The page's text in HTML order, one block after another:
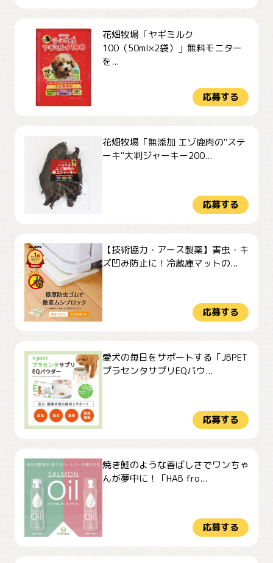
花畑牧場「ヤギミルク
100（50ml×2袋）」無料モニター
を...
応募する
花畑牧場「無添加 エゾ鹿肉の"ステ
ーキ"大判ジャーキー200...
応募する
【技術協力・アース製薬】害虫・キ
ズ凹み防止に！冷蔵庫マットの...
応募する
愛犬の毎日をサポートする「JBPET
プラセンタサプリEQパウ...
応募する
焼き鮭のような香ばしさでワンちゃ
んが夢中に！「HAB fro...
応募する